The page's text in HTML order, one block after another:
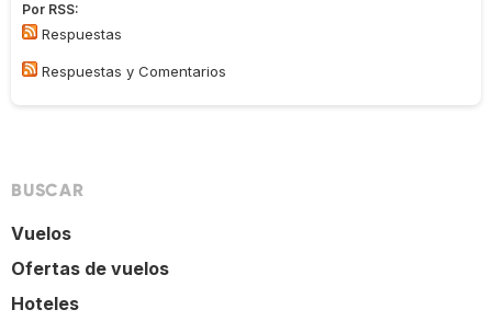
Por RSS:
Respuestas
Respuestas y Comentarios
BUSCAR
Vuelos
Ofertas de vuelos
Hoteles